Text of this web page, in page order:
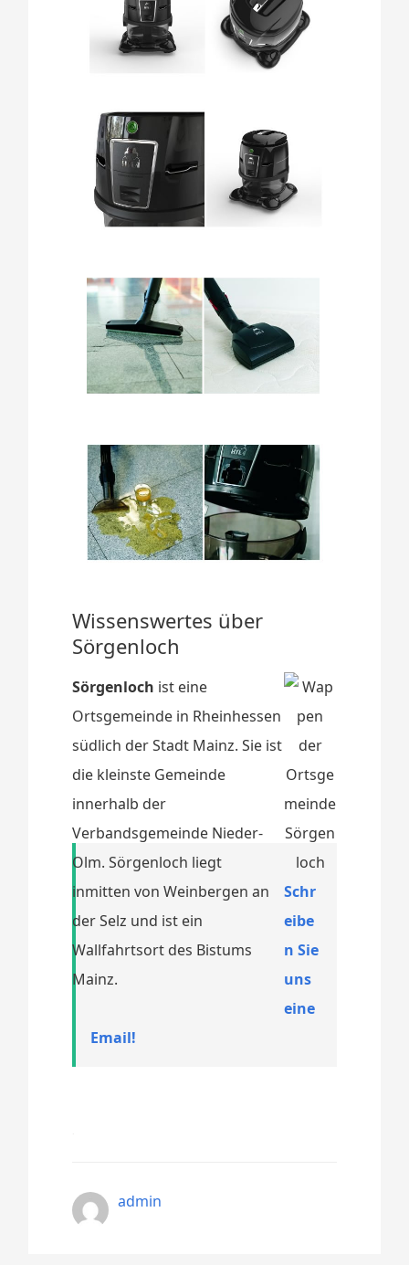
Wissenswertes über
Sörgenloch
Sörgenloch ist eine
Ortsgemeinde in Rheinhessen
südlich der Stadt Mainz. Sie ist
die kleinste Gemeinde
innerhalb der
Verbandsgemeinde Nieder-
Olm. Sörgenloch liegt
inmitten von Weinbergen an
der Selz und ist ein
Wallfahrtsort des Bistums
Mainz.
Schr
eibe
n Sie
uns
eine
Email!
admin